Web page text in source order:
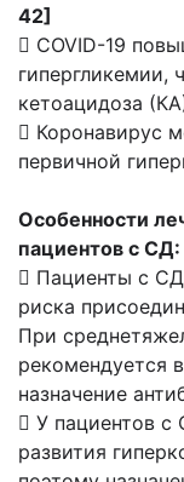
42]
 COVID-19
гипергликемии,
кетоацидоза
 Коронавирус
первичной
Особенности
пациентов с СД:
 Пациенты с СД
риска
При
рекомендуется
назначение
 У пациентов
развития